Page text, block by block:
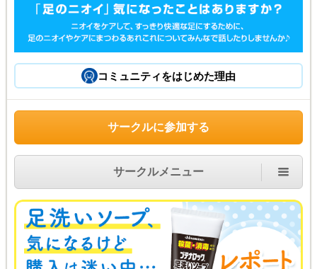
コミュニティをはじめた理由
サークルに参加する
サークルメニュー